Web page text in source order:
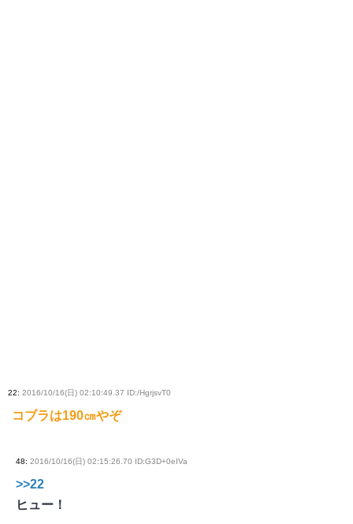
22: 2016/10/16(日) 02:10:49.37 ID:/HgrjsvT0
コブラは190㎝やぞ
48: 2016/10/16(日) 02:15:26.70 ID:G3D+0eIVa
>>22
ヒュー！